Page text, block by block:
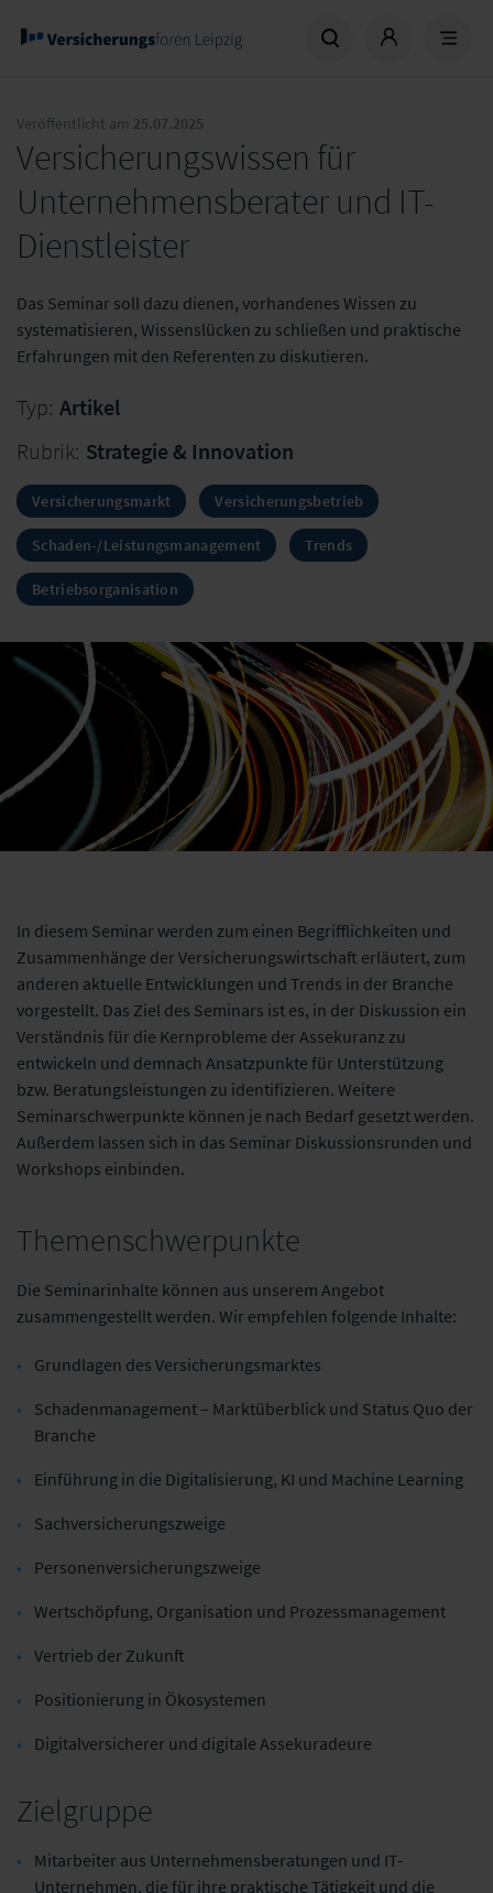
Veröffentlicht am 25.07.2025
Versicherungswissen für
Unternehmensberater und IT-
Dienstleister
Das Seminar soll dazu dienen, vorhandenes Wissen zu
systematisieren, Wissenslücken zu schließen und praktische
Erfahrungen mit den Referenten zu diskutieren.
Typ: Artikel
Rubrik: Strategie & Innovation
Versicherungsmarkt Versicherungsbetrieb
Schaden-/Leistungsmanagement Trends
Betriebsorganisation
In diesem Seminar werden zum einen Begrifflichkeiten und
Zusammenhänge der Versicherungswirtschaft erläutert, zum
anderen aktuelle Entwicklungen und Trends in der Branche
vorgestellt. Das Ziel des Seminars ist es, in der Diskussion ein
Verständnis für die Kernprobleme der Assekuranz zu
entwickeln und demnach Ansatzpunkte für Unterstützung
bzw. Beratungsleistungen zu identifizieren. Weitere
Seminarschwerpunkte können je nach Bedarf gesetzt werden.
Außerdem lassen sich in das Seminar Diskussionsrunden und
Workshops einbinden.
Themenschwerpunkte
Die Seminarinhalte können aus unserem Angebot
zusammengestellt werden. Wir empfehlen folgende Inhalte:
Grundlagen des Versicherungsmarktes
Schadenmanagement – Marktüberblick und Status Quo der
Branche
Einführung in die Digitalisierung, KI und Machine Learning
Sachversicherungszweige
Personenversicherungszweige
Wertschöpfung, Organisation und Prozessmanagement
Vertrieb der Zukunft
Positionierung in Ökosystemen
Digitalversicherer und digitale Assekuradeure
Zielgruppe
Mitarbeiter aus Unternehmensberatungen und IT-
Unternehmen, die für ihre praktische Tätigkeit und die